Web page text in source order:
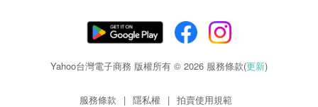
Yahoo台灣電子商務 版權所有 © 2026 服務條款(更新)
服務條款 | 隱私權 | 拍賣使用規範